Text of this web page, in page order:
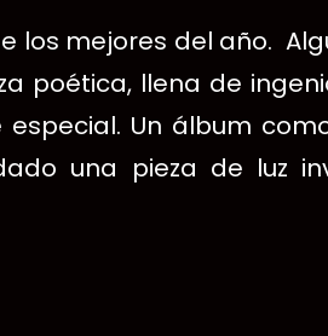
los mejores del año.
poética, llena de
especial. Un álbum
una pieza de luz